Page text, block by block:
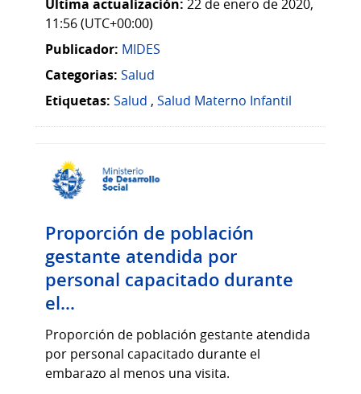
Última actualización: 22 de enero de 2020,
11:56 (UTC+00:00)
Publicador: MIDES
Categorias: Salud
Etiquetas: Salud , Salud Materno Infantil
Proporción de población
gestante atendida por
personal capacitado durante
el...
Proporción de población gestante atendida
por personal capacitado durante el
embarazo al menos una visita.